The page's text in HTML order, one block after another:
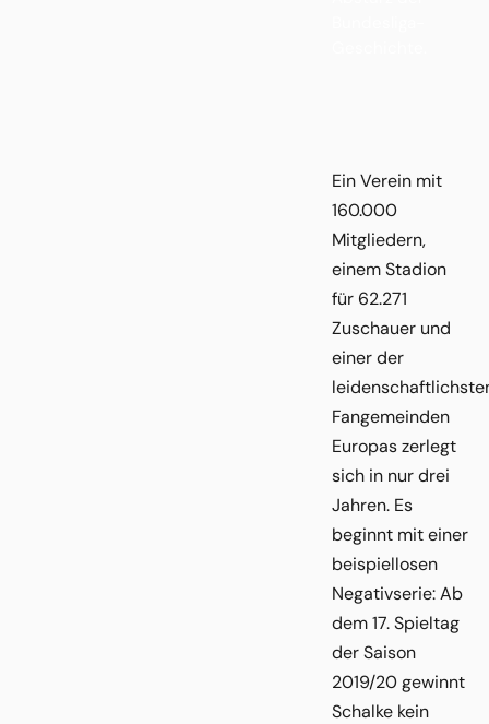
Ein Verein mit
160.000
Mitgliedern,
einem Stadion
für 62.271
Zuschauer und
einer der
Fangemeinden
Europas zerlegt
sich in nur drei
Jahren. Es
beginnt mit einer
beispiellosen
Negativserie: Ab
dem 17. Spieltag
der Saison
2019/20 gewinnt
Schalke kein